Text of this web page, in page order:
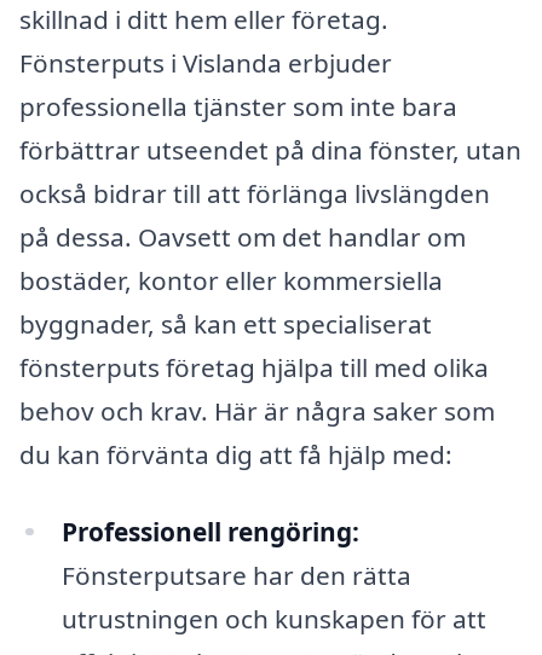
skillnad i ditt hem eller företag.
Fönsterputs i Vislanda erbjuder
professionella tjänster som inte bara
förbättrar utseendet på dina fönster, utan
också bidrar till att förlänga livslängden
på dessa. Oavsett om det handlar om
bostäder, kontor eller kommersiella
byggnader, så kan ett specialiserat
fönsterputs företag hjälpa till med olika
behov och krav. Här är några saker som
du kan förvänta dig att få hjälp med:
Professionell rengöring:
Fönsterputsare har den rätta
utrustningen och kunskapen för att